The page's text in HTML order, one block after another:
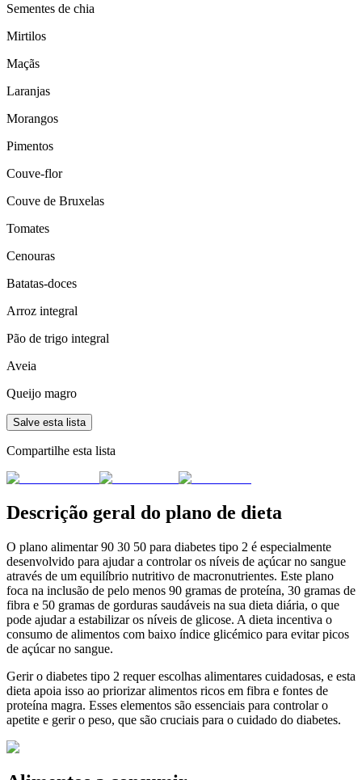
Sementes de chia
Mirtilos
Maçãs
Laranjas
Morangos
Pimentos
Couve-flor
Couve de Bruxelas
Tomates
Cenouras
Batatas-doces
Arroz integral
Pão de trigo integral
Aveia
Queijo magro
Salve esta lista
Compartilhe esta lista
Descrição geral do plano de dieta
O plano alimentar 90 30 50 para diabetes tipo 2 é especialmente
desenvolvido para ajudar a controlar os níveis de açúcar no sangue
através de um equilíbrio nutritivo de macronutrientes. Este plano
foca na inclusão de pelo menos 90 gramas de proteína, 30 gramas de
fibra e 50 gramas de gorduras saudáveis na sua dieta diária, o que
pode ajudar a estabilizar os níveis de glicose. A dieta incentiva o
consumo de alimentos com baixo índice glicémico para evitar picos
de açúcar no sangue.
Gerir o diabetes tipo 2 requer escolhas alimentares cuidadosas, e esta
dieta apoia isso ao priorizar alimentos ricos em fibra e fontes de
proteína magra. Esses elementos são essenciais para controlar o
apetite e gerir o peso, que são cruciais para o cuidado do diabetes.